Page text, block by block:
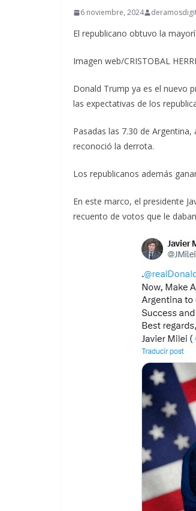
6 noviembre, 2024
El republicano obtuvo la
Imagen web/CRISTOBAL
Donald Trump ya es el nuevo
las expectativas de los
Pasadas las 7.30 de
reconoció la derrota.
Los republicanos además
En este marco, el presidente
recuento de votos que le